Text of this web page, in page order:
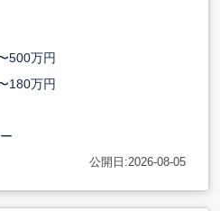
500万円
180万円
公開日:2026-08-05